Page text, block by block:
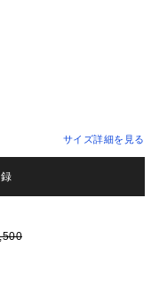
サイズ詳細を見る